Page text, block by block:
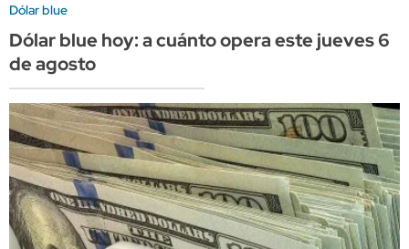
Dólar blue
Dólar blue hoy: a cuánto opera este jueves 6
de agosto